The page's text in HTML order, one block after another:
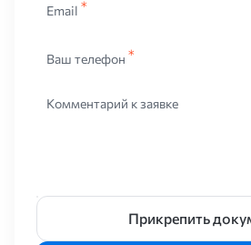
Email
Ваш телефон
Комментарий к заявке
Прикрепить